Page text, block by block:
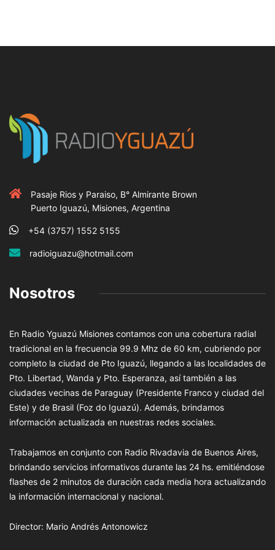
Pasaje Rios y Paraiso, B° Almirante Brown
Puerto Iguazú, Misiones, Argentina
+54 (3757) 1552 5155
radioiguazu@hotmail.com
Nosotros
En Radio Yguazú Misiones contamos con una cobertura radial
tradicional en la frecuencia 99.9 Mhz de 60 km, cubriendo por
completo la ciudad de Pto Iguazú, llegando a las localidades de
Pto. Libertad, Wanda y Pto. Esperanza, así también a las
ciudades vecinas de Paraguay (Presidente Franco y ciudad del
Este) y de Brasil (Foz do Iguazú). Además, brindamos
información actualizada en nuestras redes sociales.
Trabajamos en conjunto con Radio Rivadavia de Buenos Aires,
brindando servicios informativos durante las 24 hs. emitiéndose
flashes de 2 minutos de duración cada media hora actualizando
la información internacional y nacional.
Director: Mario Andrés Antonowicz